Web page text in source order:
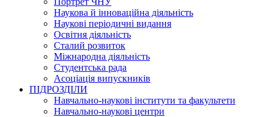
Наукова й інноваційна діяльність
Наукові періодичні видання
Освітня діяльність
Сталий розвиток
Міжнародна діяльність
Студентська рада
Асоціація випускників
ПІДРОЗДІЛИ
Навчально-наукові інститути та факультети
Навчально-наукові центри